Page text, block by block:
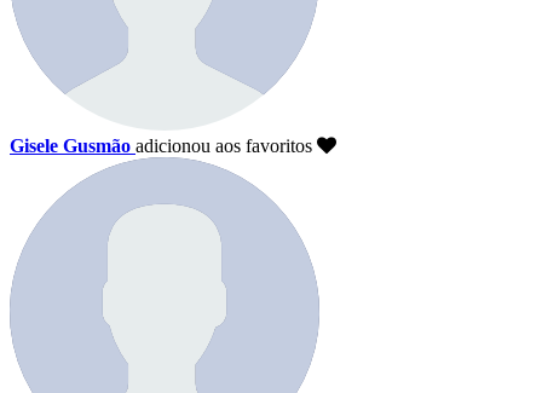
Gisele Gusmão adicionou aos favoritos